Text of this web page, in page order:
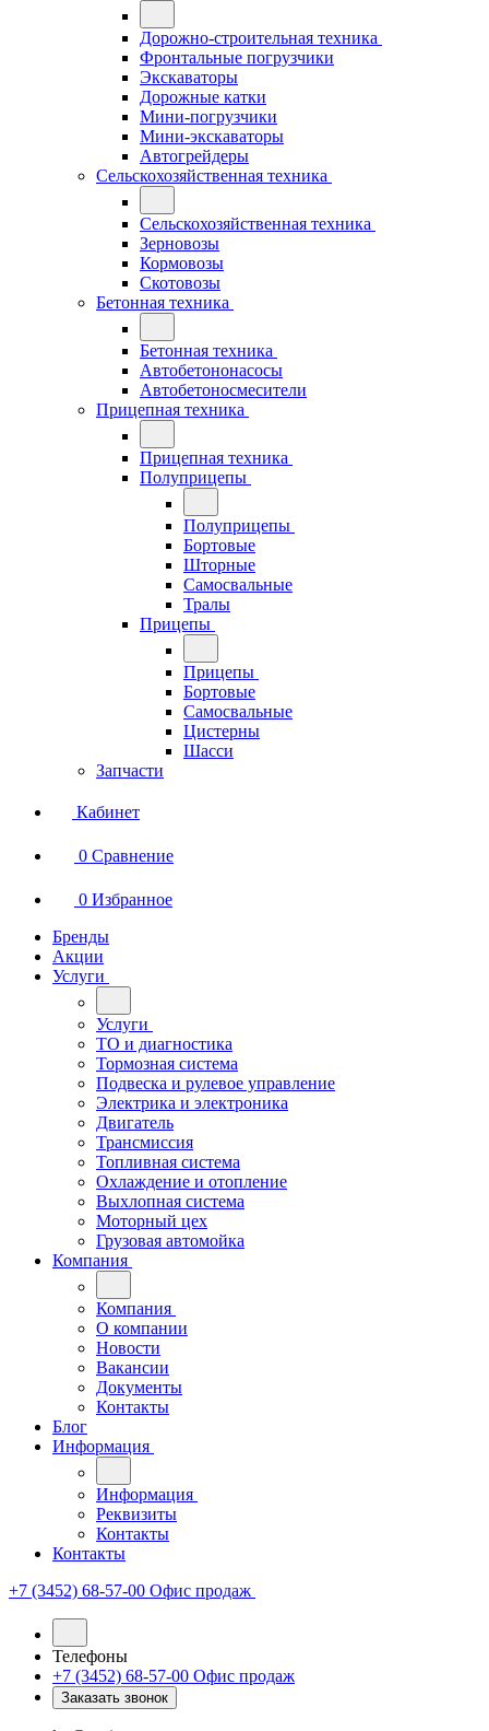
Дорожно-строительная техника
Фронтальные погрузчики
Экскаваторы
Дорожные катки
Мини-погрузчики
Мини-экскаваторы
Автогрейдеры
Сельскохозяйственная техника
Сельскохозяйственная техника
Зерновозы
Кормовозы
Скотовозы
Бетонная техника
Бетонная техника
Автобетононасосы
Автобетоносмесители
Прицепная техника
Прицепная техника
Полуприцепы
Полуприцепы
Бортовые
Шторные
Самосвальные
Тралы
Прицепы
Прицепы
Бортовые
Самосвальные
Цистерны
Шасси
Запчасти
Кабинет
0 Сравнение
0 Избранное
Бренды
Акции
Услуги
Услуги
ТО и диагностика
Тормозная система
Подвеска и рулевое управление
Электрика и электроника
Двигатель
Трансмиссия
Топливная система
Охлаждение и отопление
Выхлопная система
Моторный цех
Грузовая автомойка
Компания
Компания
О компании
Новости
Вакансии
Документы
Контакты
Блог
Информация
Информация
Реквизиты
Контакты
Контакты
+7 (3452) 68-57-00 Офис продаж
Телефоны
+7 (3452) 68-57-00 Офис продаж
Заказать звонок